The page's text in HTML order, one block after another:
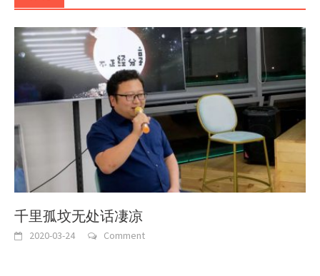
千里孤坟无处话凄凉
2020-03-24 Comment